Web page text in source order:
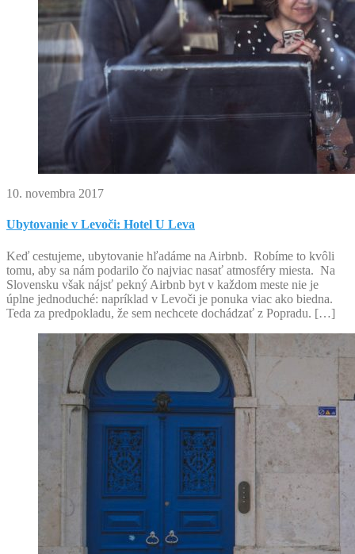
10. novembra 2017
Ubytovanie v Levoči: Hotel U Leva
Keď cestujeme, ubytovanie hľadáme na Airbnb. Robíme to kvôli
tomu, aby sa nám podarilo čo najviac nasať atmosféry miesta. Na
Slovensku však nájsť pekný Airbnb byt v každom meste nie je
úplne jednoduché: napríklad v Levoči je ponuka viac ako biedna.
Teda za predpokladu, že sem nechcete dochádzať z Popradu. […]